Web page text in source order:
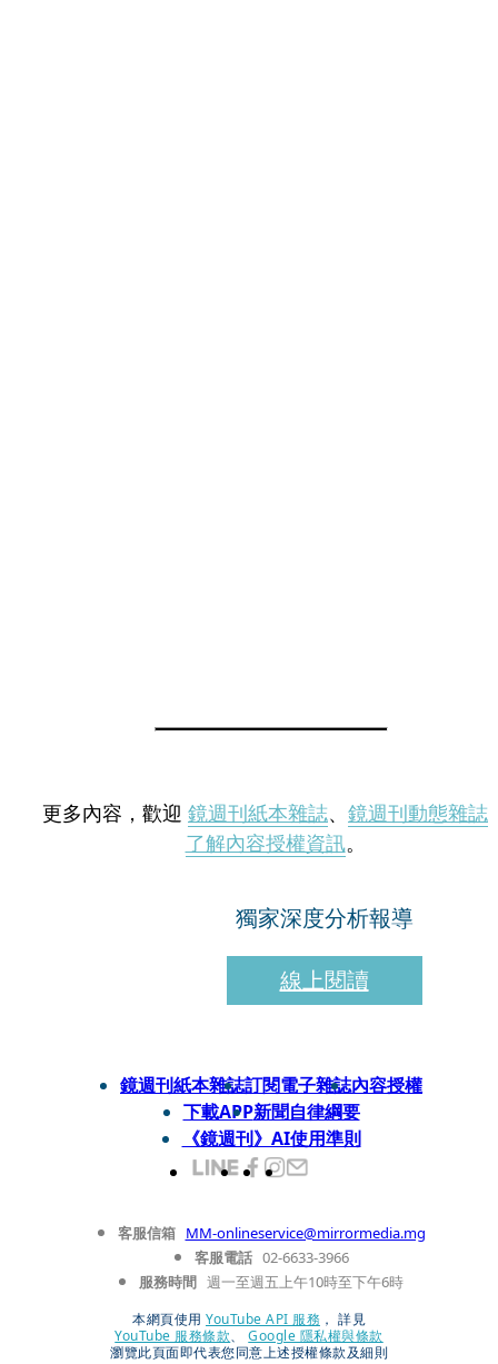
更多內容，歡迎 鏡週刊紙本雜誌、 鏡週刊動態雜誌
了解內容授權資訊。
獨家深度分析報導
線上閱讀
鏡週刊紙本雜誌訂閱電子雜誌內容授權
下載APP新聞自律綱要
《鏡週刊》AI使用準則
客服信箱 MM-onlineservice@mirrormedia.mg
客服電話 02-6633-3966
服務時間 週一至週五上午10時至下午6時
本網頁使用 YouTube API 服務 ， 詳見
YouTube 服務條款、
Google 隱私權與條款
瀏覽此頁面即代表您同意上述授權條款及細則